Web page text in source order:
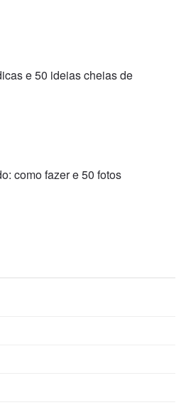
e 50 ideias cheias de
como fazer e 50 fotos